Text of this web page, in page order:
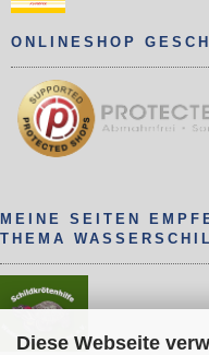
Diese Webseite
ONLINESHOP
MEINE SEITEN
THEMA